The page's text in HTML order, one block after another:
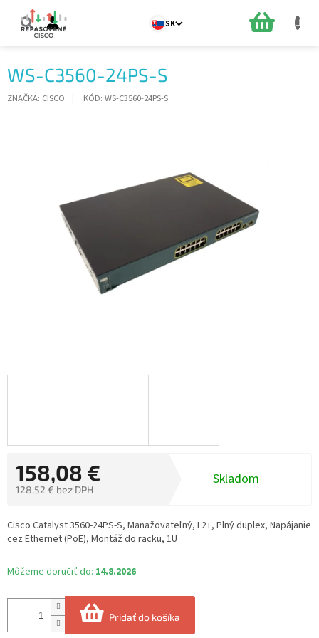
obsah
SK
WS-C3560-24PS-S
ZNAČKA: CISCO KÓD: WS-C3560-24PS-S
158,08 €
128,52 € bez DPH
cena:
Skladom
Môžeme doručiť do: 14.8.2026
Pridať do košíka
Cisco Catalyst 3560-24PS-S, Manažovateľný, L2+, Plný duplex, Napájanie
cez Ethernet (PoE), Montáž do racku, 1U